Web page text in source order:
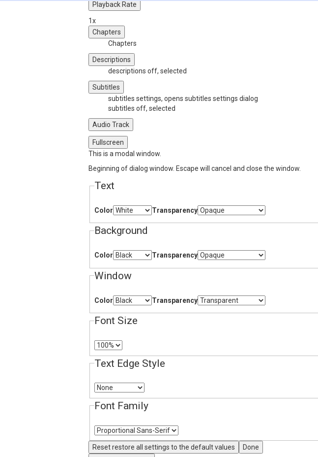
Playback Rate
1x
Chapters
Chapters
Descriptions
descriptions off, selected
Subtitles
subtitles settings, opens subtitles settings dialog
subtitles off, selected
Audio Track
Fullscreen
This is a modal window.
Beginning of dialog window. Escape will cancel and close the window.
Text
Color Transparency
Background
Color Transparency
Window
Color Transparency
Font Size
Text Edge Style
Font Family
Resetrestore all settings to the default values
Done